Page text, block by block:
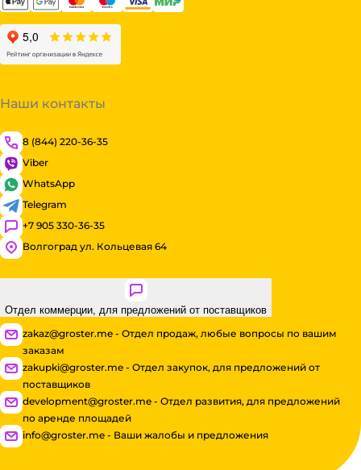
Наши контакты
8 (844) 220-36-35
Viber
WhatsApp
Telegram
+7 905 330-36-35
Волгоград ул. Кольцевая 64
Отдел коммерции, для предложений от поставщиков
zakaz@groster.me - Отдел продаж, любые вопросы по вашим
заказам
zakupki@groster.me - Отдел закупок, для предложений от
поставщиков
development@groster.me - Отдел развития, для предложений
по аренде площадей
info@groster.me - Ваши жалобы и предложения